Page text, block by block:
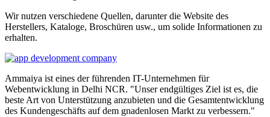
Wir nutzen verschiedene Quellen, darunter die Website des
Herstellers, Kataloge, Broschüren usw., um solide Informationen zu
erhalten.
Ammaiya ist eines der führenden IT-Unternehmen für
Webentwicklung in Delhi NCR. "Unser endgültiges Ziel ist es, die
beste Art von Unterstützung anzubieten und die Gesamtentwicklung
des Kundengeschäfts auf dem gnadenlosen Markt zu verbessern."